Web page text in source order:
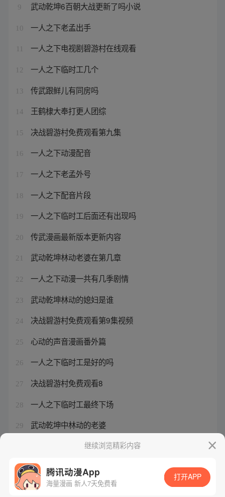
9 武动乾坤6百朝大战更新了吗小说
10 一人之下老孟出手
一人之下电视剧碧游村在线观看
12 一人之下临时工几个
13 传武跟鲜儿有同房吗
14 王鹤棣大奉打更人团综
15 决战碧游村免费观看第九集
16 一人之下动漫配音
17 一人之下老孟外号
18 一人之下配音片段
19 一人之下临时工后面还有出现吗
20 传武漫画最新版本更新内容
21 武动乾坤林动老婆在第几章
22 一人之下动漫一共有几季剧情
23 武动乾坤林动的媳妇是谁
24 决战碧游村免费观看第9集视频
25 心动的声音漫画番外篇
26 一人之下临时工是好的吗
27 决战碧游村免费观看8
28 一人之下临时工最终下场
29 武动乾坤中林动的老婆
武动乾坤6百朝大战更新了吗知乎
继续浏览精彩内容
腾讯动漫App
海量漫画 新人7天免费看
打开APP